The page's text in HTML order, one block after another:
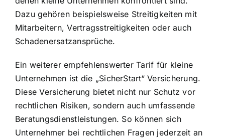
Dazu gehören beispielsweise Streitigkeiten mit
Mitarbeitern, Vertragsstreitigkeiten oder auch
Schadenersatzansprüche.
Ein weiterer empfehlenswerter Tarif für kleine
Unternehmen ist die „SicherStart“ Versicherung.
Diese Versicherung bietet nicht nur Schutz vor
rechtlichen Risiken, sondern auch umfassende
Beratungsdienstleistungen. So können sich
Unternehmer bei rechtlichen Fragen jederzeit an